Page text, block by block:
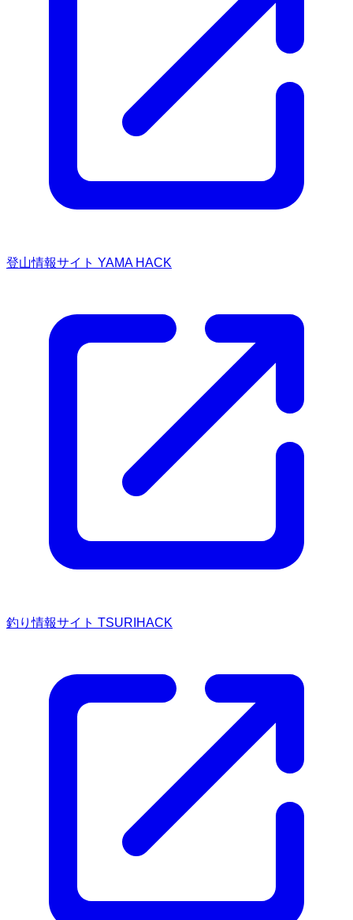
登山情報サイト YAMA HACK
釣り情報サイト TSURIHACK